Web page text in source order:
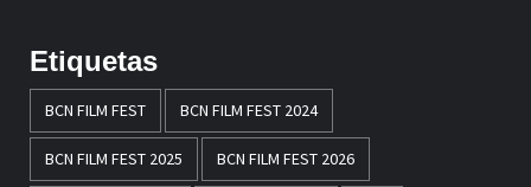
Etiquetas
BCN FILM FEST BCN FILM FEST 2024
BCN FILM FEST 2025 BCN FILM FEST 2026